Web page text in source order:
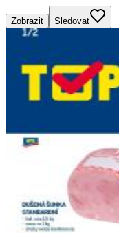
Zobrazit Sledovat